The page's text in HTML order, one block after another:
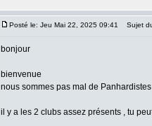
Posté le: Jeu Mai 22, 2025 09:41 Sujet
bonjour
bienvenue
nous sommes pas mal de
il y a les 2 clubs assez présents , tu